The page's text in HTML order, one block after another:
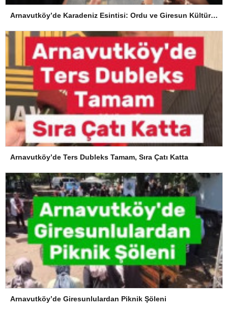
Arnavutköy’de Karadeniz Esintisi: Ordu ve Giresun Kültürü Memleket Günleri’nde Buluştu
Arnavutköy’de Ters Dubleks Tamam, Sıra Çatı Katta
Arnavutköy’de Giresunlulardan Piknik Şöleni